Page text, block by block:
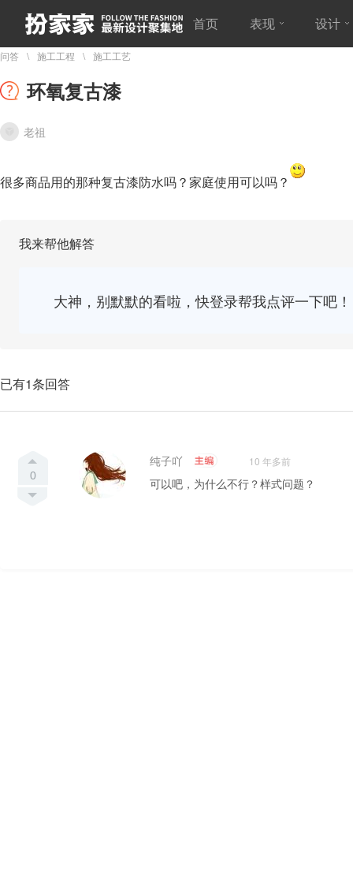
首页 表现 设计
问答 施工工程 施工工艺
环氧复古漆
老祖
很多商品用的那种复古漆防水吗？家庭使用可以吗？
我来帮他解答
大神，别默默的看啦，快登录帮我点评一下吧！
已有1条回答
0
纯子吖 10 年多前
可以吧，为什么不行？样式问题？